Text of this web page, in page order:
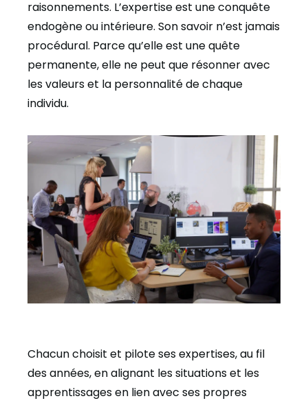
raisonnements. L’expertise est une conquête
endogène ou intérieure. Son savoir n’est jamais
procédural. Parce qu’elle est une quête
permanente, elle ne peut que résonner avec
les valeurs et la personnalité de chaque
individu.
Chacun choisit et pilote ses expertises, au fil
des années, en alignant les situations et les
apprentissages en lien avec ses propres